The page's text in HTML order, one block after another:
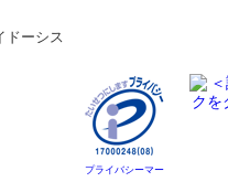
ドーシス
プライバシーマー